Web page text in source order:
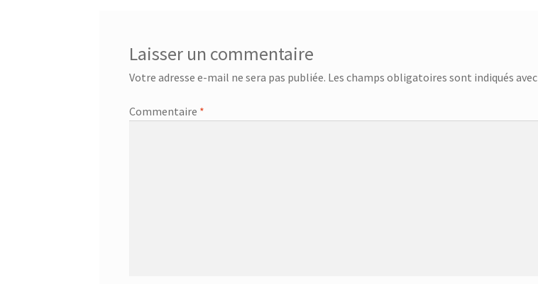
Laisser un commentaire
Votre adresse e-mail ne sera pas publiée. Les champs obligatoires sont indiqués avec
Commentaire *